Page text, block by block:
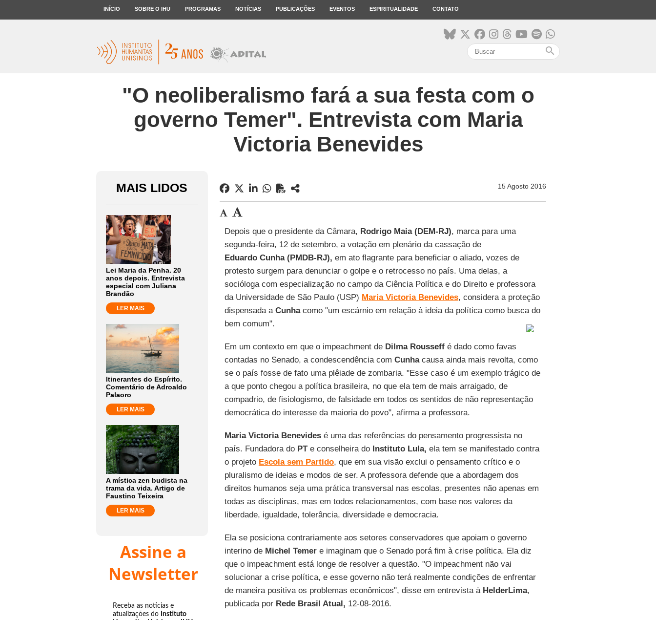
INÍCIO SOBRE O IHU PROGRAMAS NOTÍCIAS PUBLICAÇÕES EVENTOS ESPIRITUALIDADE CONTATO
search
"O neoliberalismo fará a sua festa com o
governo Temer". Entrevista com Maria
Victoria Benevides
MAIS LIDOS
Lei Maria da Penha. 20
anos depois. Entrevista
especial com Juliana
Brandão
LER MAIS
Itinerantes do Espírito.
Comentário de Adroaldo
Palaoro
LER MAIS
A mística zen budista na
trama da vida. Artigo de
Faustino Teixeira
LER MAIS
Assine a
Newsletter
Receba as notícias e
atualizações do Instituto
15 Agosto 2016
Depois que o presidente da Câmara, Rodrigo Maia (DEM-RJ), marca para uma
segunda-feira, 12 de setembro, a votação em plenário da cassação de
Eduardo Cunha (PMDB-RJ), em ato flagrante para beneficiar o aliado, vozes de
protesto surgem para denunciar o golpe e o retrocesso no país. Uma delas, a
socióloga com especialização no campo da Ciência Política e do Direito e professora
da Universidade de São Paulo (USP) Maria Victoria Benevides, considera a proteção
dispensada a Cunhacomo "um escárnio em relação à ideia da política como busca do
bem comum".
Em um contexto em que o impeachment de Dilma Rousseffé dado como favas
contadas no Senado, a condescendência com Cunhacausa ainda mais revolta, como
se o país fosse de fato uma plêiade de zombaria. "Esse caso é um exemplo trágico de
a que ponto chegou a política brasileira, no que ela tem de mais arraigado, de
compadrio, de fisiologismo, de falsidade em todos os sentidos de não representação
democrática do interesse da maioria do povo", afirma a professora.
Maria Victoria Benevidesé uma das referências do pensamento progressista no
país. Fundadora do PTe conselheira doInstituto Lula, ela tem se manifestado contra
o projeto Escola sem Partido, que em sua visão exclui o pensamento crítico e o
pluralismo de ideias e modos de ser. A professora defende que a abordagem dos
direitos humanos seja uma prática transversal nas escolas, presentes não apenas em
todas as disciplinas, mas em todos relacionamentos, com base nos valores da
liberdade, igualdade, tolerância, diversidade e democracia.
Ela se posiciona contrariamente aos setores conservadores que apoiam o governo
interino de Michel Temere imaginam que o Senado porá fim à crise política. Ela diz
que o impeachment está longe de resolver a questão. "O impeachment não vai
solucionar a crise política, e esse governo não terá realmente condições de enfrentar
de maneira positiva os problemas econômicos", disse em entrevista à HelderLima,
publicada por Rede Brasil Atual, 12-08-2016.